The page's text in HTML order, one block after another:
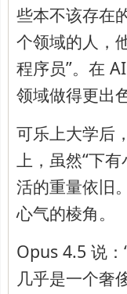
些本不该存在
个领域的人，
程序员”。在
领域做得更出
可乐上大学后
上，虽然“下
活的重量依旧
心气的棱角。
Opus 4.5 说：
几乎是一个奢